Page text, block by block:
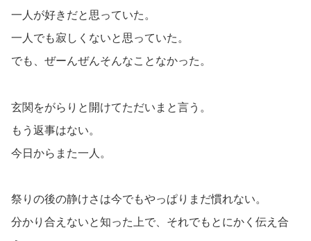
一人が好きだと思っていた。
一人でも寂しくないと思っていた。
でも、ぜーんぜんそんなことなかった。
玄関をがらりと開けてただいまと言う。
もう返事はない。
今日からまた一人。
祭りの後の静けさは今でもやっぱりまだ慣れない。
分かり合えないと知った上で、それでもとにかく伝え合